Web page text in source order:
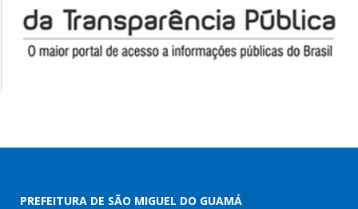
PREFEITURA DE SÃO MIGUEL DO GUAMÁ